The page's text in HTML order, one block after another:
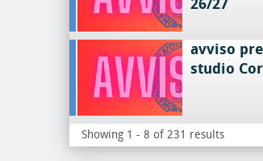
26/27
avviso
studio
Showing 1 - 8 of 231 results